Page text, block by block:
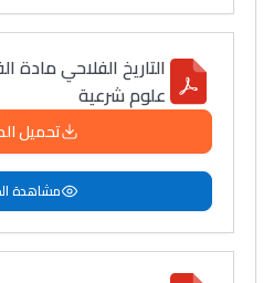
علوم شرعية
تحميل
مشاهدة